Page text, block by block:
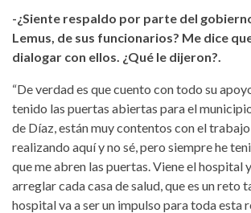
-¿Siente respaldo por parte del
Lemus, de sus funcionarios? Me dice
dialogar con ellos. ¿Qué le dijeron?.
“De verdad es que cuento con todo su
tenido las puertas abiertas para el
de Díaz, están muy contentos con el
realizando aquí y no sé, pero siempre he
que me abren las puertas. Viene el hospital
arreglar cada casa de salud, que es un reto
hospital va a ser un impulso para toda esta